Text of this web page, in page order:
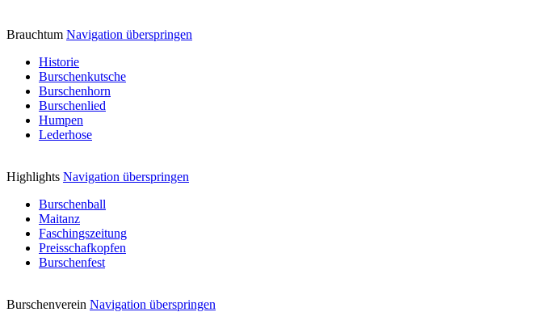
Brauchtum Navigation überspringen
Historie
Burschenkutsche
Burschenhorn
Burschenlied
Humpen
Lederhose
Highlights Navigation überspringen
Burschenball
Maitanz
Faschingszeitung
Preisschafkopfen
Burschenfest
Burschenverein Navigation überspringen